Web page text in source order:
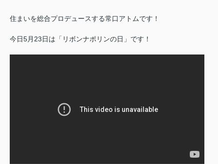
住まいを総合プロデュースする常口アトムです！
今日5月23日は「リボンナポリンの日」です！